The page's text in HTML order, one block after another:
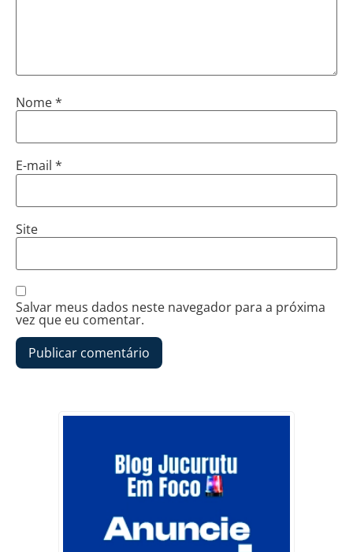
Nome*
E-mail *
Site
Salvar meus dados neste navegador para a próxima
vez que eu comentar.